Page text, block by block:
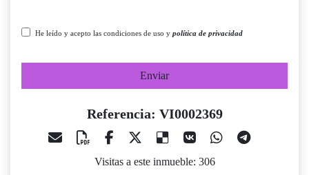
He leído y acepto las condiciones de uso y política de privacidad
Enviar
Referencia: VI0002369
Visitas a este inmueble: 306